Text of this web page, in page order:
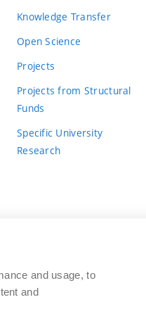
Knowledge Transfer
Open Science
Projects
Projects from Structural
Funds
Specific University
Research
and usage, to
and